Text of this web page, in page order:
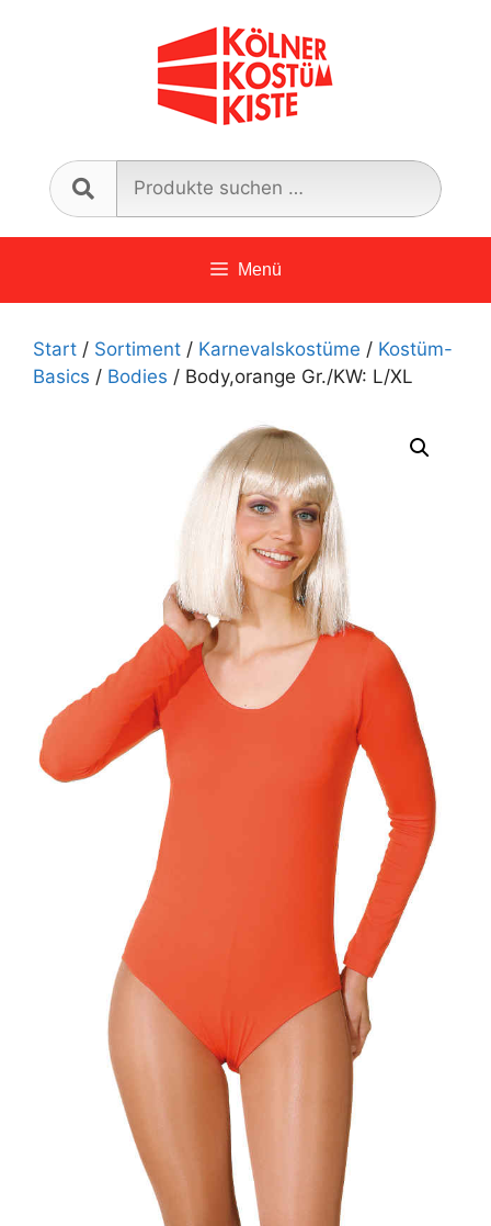
nach:
Menü
Start / Sortiment / Karnevalskostüme / Kostüm-
Basics / Bodies / Body,orange Gr./KW: L/XL